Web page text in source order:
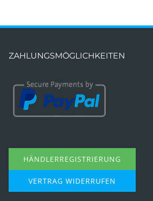
ZAHLUNGSMÖGLICHKEITEN
HÄNDLERREGISTRIERUNG
VERTRAG WIDERRUFEN